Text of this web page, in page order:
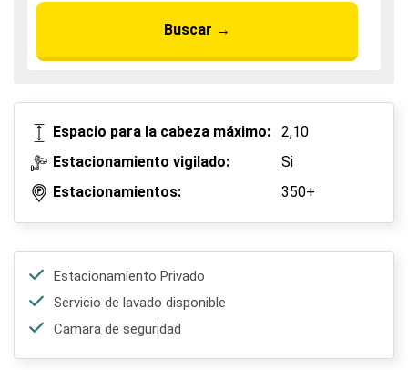
Buscar →
Espacio para la cabeza máximo:
2,10
Estacionamiento vigilado:
Si
Estacionamientos:
350+
Estacionamiento Privado
Servicio de lavado disponible
Camara de seguridad